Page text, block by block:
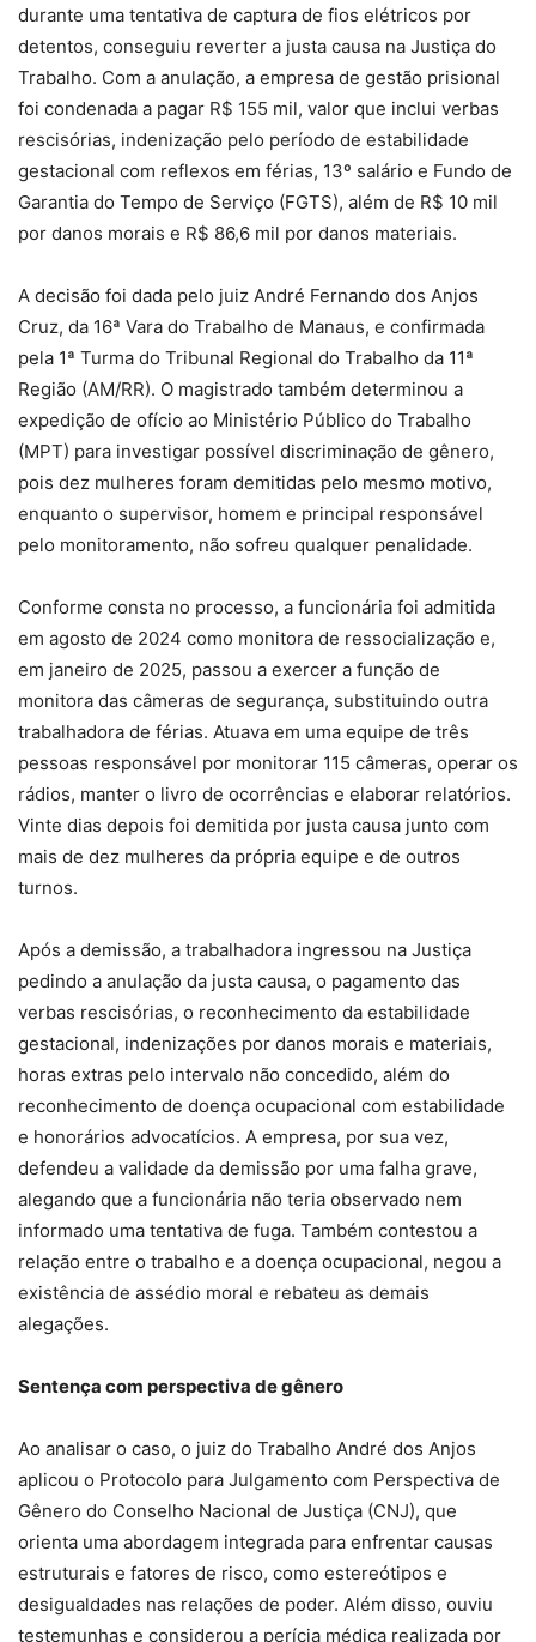
durante uma tentativa de captura de fios elétricos por
detentos, conseguiu reverter a justa causa na Justiça do
Trabalho. Com a anulação, a empresa de gestão prisional
foi condenada a pagar R$ 155 mil, valor que inclui verbas
rescisórias, indenização pelo período de estabilidade
gestacional com reflexos em férias, 13º salário e Fundo de
Garantia do Tempo de Serviço (FGTS), além de R$ 10 mil
por danos morais e R$ 86,6 mil por danos materiais.
A decisão foi dada pelo juiz André Fernando dos Anjos
Cruz, da 16ª Vara do Trabalho de Manaus, e confirmada
pela 1ª Turma do Tribunal Regional do Trabalho da 11ª
Região (AM/RR). O magistrado também determinou a
expedição de ofício ao Ministério Público do Trabalho
(MPT) para investigar possível discriminação de gênero,
pois dez mulheres foram demitidas pelo mesmo motivo,
enquanto o supervisor, homem e principal responsável
pelo monitoramento, não sofreu qualquer penalidade.
Conforme consta no processo, a funcionária foi admitida
em agosto de 2024 como monitora de ressocialização e,
em janeiro de 2025, passou a exercer a função de
monitora das câmeras de segurança, substituindo outra
trabalhadora de férias. Atuava em uma equipe de três
pessoas responsável por monitorar 115 câmeras, operar os
rádios, manter o livro de ocorrências e elaborar relatórios.
Vinte dias depois foi demitida por justa causa junto com
mais de dez mulheres da própria equipe e de outros
turnos.
Após a demissão, a trabalhadora ingressou na Justiça
pedindo a anulação da justa causa, o pagamento das
verbas rescisórias, o reconhecimento da estabilidade
gestacional, indenizações por danos morais e materiais,
horas extras pelo intervalo não concedido, além do
reconhecimento de doença ocupacional com estabilidade
e honorários advocatícios. A empresa, por sua vez,
defendeu a validade da demissão por uma falha grave,
alegando que a funcionária não teria observado nem
informado uma tentativa de fuga. Também contestou a
relação entre o trabalho e a doença ocupacional, negou a
existência de assédio moral e rebateu as demais
alegações.
Sentença com perspectiva de gênero
Ao analisar o caso, o juiz do Trabalho André dos Anjos
aplicou o Protocolo para Julgamento com Perspectiva de
Gênero do Conselho Nacional de Justiça (CNJ), que
orienta uma abordagem integrada para enfrentar causas
estruturais e fatores de risco, como estereótipos e
desigualdades nas relações de poder. Além disso, ouviu
testemunhas e considerou a perícia médica realizada por